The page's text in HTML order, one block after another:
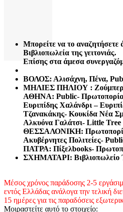
Μπορείτε να το αναζητήσετε
Βιβλιοπωλεία της γειτονιάς.
Επίσης στα άμεσα
ΒΟΛΟΣ: Αλισάχνη, Πένα,
ΜΗΛΙΕΣ ΠΗΛΙΟΥ :
ΑΘΗΝΑ: Public- Πρωτοπορία
Ευριπίδης Χαλάνδρι –
Τζανακάκης- Κουκίδα Νέα
Αλκυόνα Γαλάτσι- Little Tree
ΘΕΣΣΑΛΟΝΙΚΗ:
Ακυβέρνητες Πολιτείες-
ΠΑΤΡΑ: Πίξελbooks-
ΣΧΗΜΑΤΑΡΙ: Βιβλιοπωλείο
Μέσος χρόνος παράδοσης 2-5
εντός Ελλάδας ανάλογα την τελική
15 ημέρες για τις παραδόσεις
Μοιραστείτε αυτό το στοιχείο: